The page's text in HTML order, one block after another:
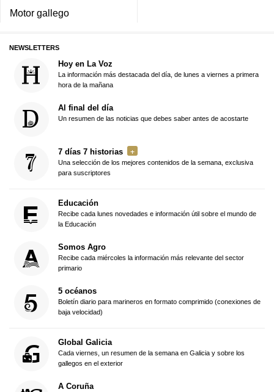
Motor gallego
NEWSLETTERS
Hoy en La Voz
La información más destacada del día, de lunes a viernes a primera
hora de la mañana
Al final del día
Un resumen de las noticias que debes saber antes de acostarte
7 días 7 historias
Una selección de los mejores contenidos de la semana, exclusiva
para suscriptores
Educación
Recibe cada lunes novedades e información útil sobre el mundo de
la Educación
Somos Agro
Recibe cada miércoles la información más relevante del sector
primario
5 océanos
Boletín diario para marineros en formato comprimido (conexiones de
baja velocidad)
Global Galicia
Cada viernes, un resumen de la semana en Galicia y sobre los
gallegos en el exterior
A Coruña